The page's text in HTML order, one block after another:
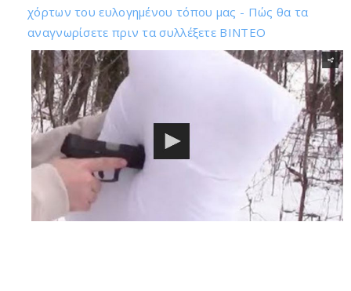
χόρτων του ευλογημένου τόπου μας - Πώς θα τα
αναγνωρίσετε πριν τα συλλέξετε ΒΙΝΤΕΟ